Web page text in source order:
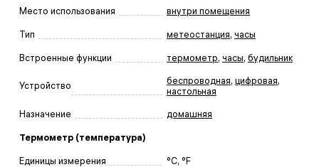
Место использования внутри помещения
Тип метеостанция, часы
Встроенные функции термометр, часы, будильник
Устройство беспроводная, цифровая,
настольная
Назначение домашняя
Термометр (температура)
Единицы измерения °C, °F